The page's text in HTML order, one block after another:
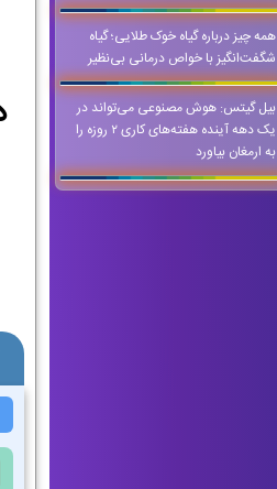
همه چیز درباره گیاه خوک طلایی؛ گیاه
شگفت‌انگیز با خواص درمانی بی‌نظیر
بیل گیتس: هوش مصنوعی می‌تواند در
یک دهه آینده هفته‌های کاری ۲ روزه را
به ارمغان بیاورد